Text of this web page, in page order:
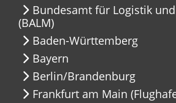
Bundesamt für Logistik
(BALM)
Baden-Württemberg
Bayern
Berlin/Brandenburg
Frankfurt am Main